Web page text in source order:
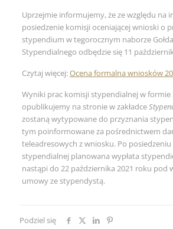
Uprzejmie informujemy, że ze względu na
posiedzenie komisji oceniającej wnioski o
stypendium w tegorocznym naborze
Stypendialnego odbędzie się 11
Czytaj więcej:Ocena formalna wniosków
Wyniki prac komisji stypendialnej w
opublikujemy na stronie w zakładce
zostaną wytypowane do przyznania
tym poinformowane za pośrednictwem
teleadresowych z wniosku. Po
stypendialnej planowana wypłata
nastąpi do 22 października 2021 roku pod
umowy ze stypendystą.
Podziel się